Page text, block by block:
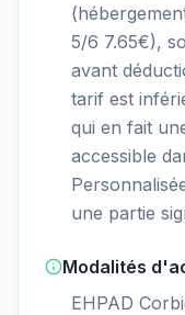
5/6 7.65€),
avant
tarif est
qui en fait
accessible
une partie
Modalités
EHPAD